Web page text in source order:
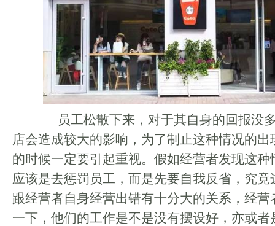
员工松散下来，对于其自身的回报没
店会造成较大的影响，为了制止这种情况的
的时候一定要引起重视。假如经营者发现这
应该是去惩罚员工，而是先要自我反省，究
跟经营者自身经营出错有十分大的关系，经
一下，他们的工作是不是没有摆设好，亦或